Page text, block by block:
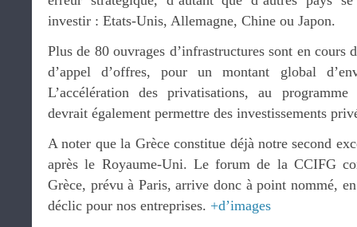
investir : Etats-Unis, Allemagne, Chine ou Japon.
Plus de 80 ouvrages d’infrastructures sont en cours
d’appel d’offres, pour un montant global
L’accélération des privatisations, au
devrait également permettre des investissements
A noter que la Grèce constitue déjà notre second
après le Royaume-Uni. Le forum de la CCIFG
Grèce, prévu à Paris, arrive donc à point nommé,
déclic pour nos entreprises. +d’images